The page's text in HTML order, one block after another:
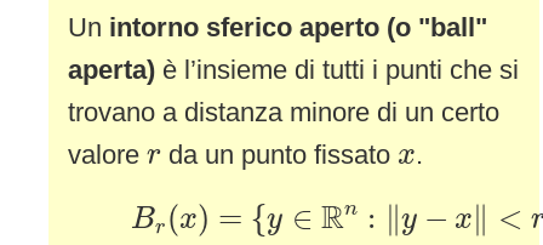
Un intorno sferico aperto (o "ball"
aperta) è l’insieme di tutti i punti che si
trovano a distanza minore di un certo
valore r
r da un punto fissato x
x.
Br (x) = {y ∈ Rn : ∥y − x∥ <
B )={ y∈R ‖y− ‖<r